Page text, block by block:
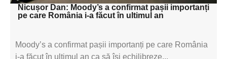
Nicușor Dan: Moody’s a confirmat pașii importanți
pe care România i-a făcut în ultimul an
Moody’s a confirmat pașii importanți pe care România
i-a făcut în ultimul an ca să își echilibreze...